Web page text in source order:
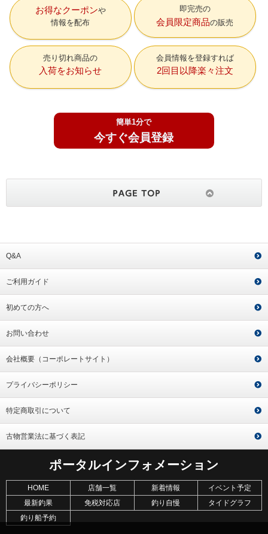
お得なクーポン
情報を配布
即完売の
会員限定商品の販売
売り切れ商品の
入荷をお知らせ
会員情報を登録すれば
2回目以降楽々注文
簡単1分で
今すぐ会員登録
Q&A
ご利用ガイド
初めての方へ
お問い合わせ
会社概要（コーポレートサイト）
プライバシーポリシー
特定商取引について
古物営業法に基づく表記
ポータルインフォメーション
HOME 店舗一覧 新着情報
イベント予定
最新釣果
免税対応店 釣り自慢
タイドグラフ
釣り船予約